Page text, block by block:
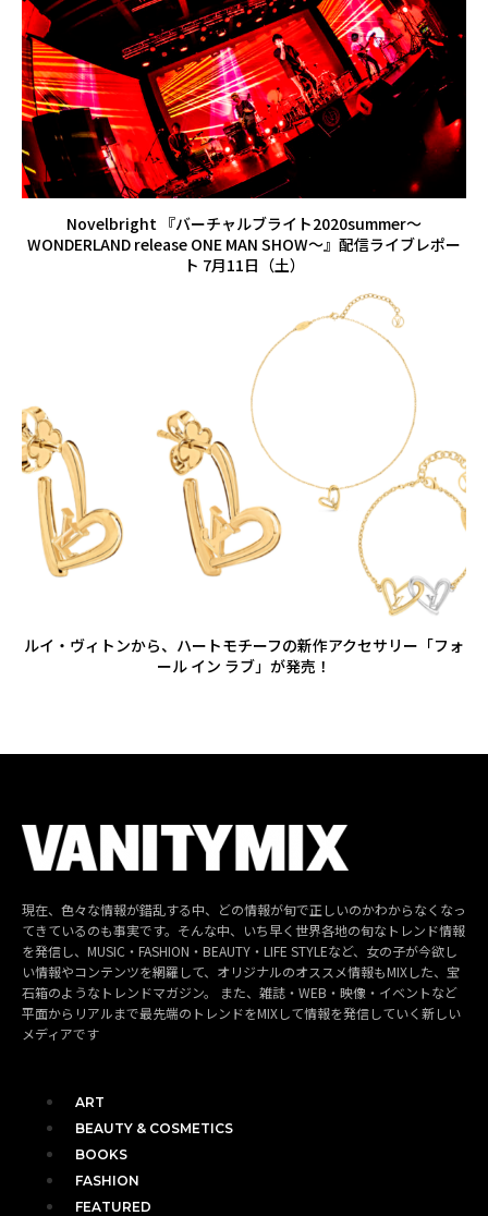
Novelbright 『バーチャルブライト2020summer〜
WONDERLAND release ONE MAN SHOW〜』配信ライブレポー
ト 7月11日（土）
ルイ・ヴィトンから、ハートモチーフの新作アクセサリー「フォ
ール イン ラブ」が発売！
現在、色々な情報が錯乱する中、どの情報が旬で正しいのかわからなくなっ
てきているのも事実です。そんな中、いち早く世界各地の旬なトレンド情報
を発信し、MUSIC・FASHION・BEAUTY・LIFE STYLEなど、女の子が今欲し
い情報やコンテンツを網羅して、オリジナルのオススメ情報もMIXした、宝
石箱のようなトレンドマガジン。 また、雑誌・WEB・映像・イベントなど
平面からリアルまで最先端のトレンドをMIXして情報を発信していく新しい
メディアです
ART
BEAUTY & COSMETICS
BOOKS
FASHION
FEATURED